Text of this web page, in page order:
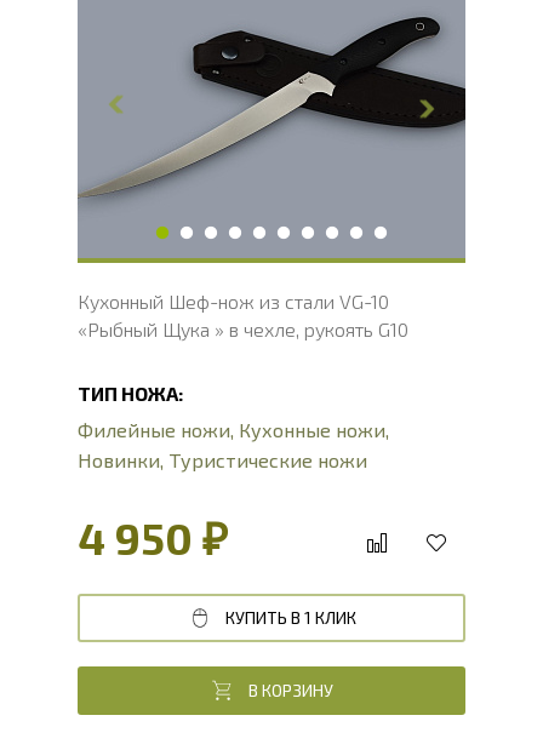
Общая длина, мм
325
Длина клинка, мм
225
Ширина клинка, мм
21
Толщина обуха, мм
2.1
Длина рукояти, мм
100
Твердость клинка, HRC
Вес, г
Кухонный Шеф-нож из стали VG-10
«Рыбный Щука » в чехле, рукоять G10
ТИП НОЖА:
Филейные ножи, Кухонные ножи,
Новинки, Туристические ножи
4 950 ₽
КУПИТЬ В 1 КЛИК
В КОРЗИНУ